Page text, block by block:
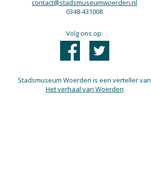
contact@stadsmuseumwoerden.nl
0348-431008
Volg ons op:
Stadsmuseum Woerden is een verteller van
Het verhaal van Woerden